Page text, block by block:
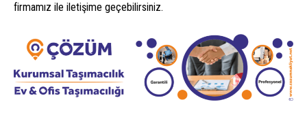
firmamız ile iletişime geçebilirsiniz.